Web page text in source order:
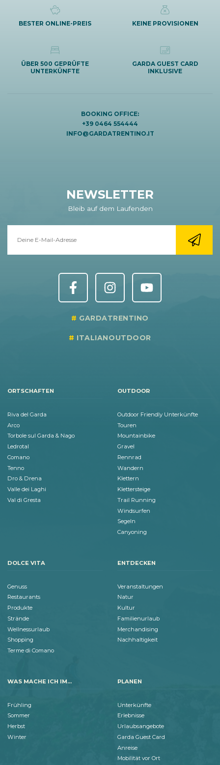
BESTER ONLINE-PREIS KEINE PROVISIONEN
ÜBER 500 GEPRÜFTE
UNTERKÜNFTE
GARDA GUEST CARD
INKLUSIVE
BOOKING OFFICE:
+39 0464 554444
INFO@GARDATRENTINO.IT
NEWSLETTER
Bleib auf dem Laufenden
GARDATRENTINO
ITALIANOUTDOOR
ORTSCHAFTEN
Riva del Garda
Arco
Torbole sul Garda & Nago
Ledrotal
Comano
Tenno
Dro & Drena
Valle dei Laghi
Val di Gresta
OUTDOOR
Outdoor Friendly Unterkünfte
Touren
Mountainbike
Gravel
Rennrad
Wandern
Klettern
Klettersteige
Trail Running
Windsurfen
Segeln
Canyoning
DOLCE VITA
Genuss
Restaurants
Produkte
Strände
Wellnessurlaub
Shopping
Terme di Comano
ENTDECKEN
Veranstaltungen
Natur
Kultur
Familienurlaub
Merchandising
Nachhaltigkeit
WAS MACHE ICH IM...
Frühling
Sommer
Herbst
Winter
PLANEN
Unterkünfte
Erlebnisse
Urlaubsangebote
Garda Guest Card
Anreise
Mobilität vor Ort